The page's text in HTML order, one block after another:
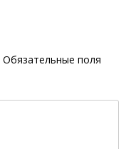
Обязательные поля